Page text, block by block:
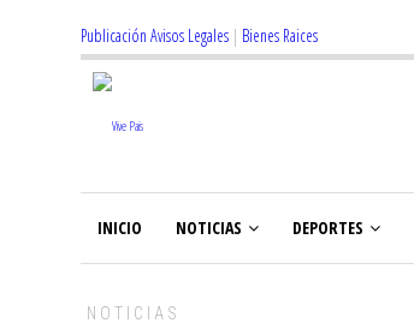
Publicación Avisos Legales | Bienes Raices
INICIO NOTICIAS DEPORTES
NOTICIAS